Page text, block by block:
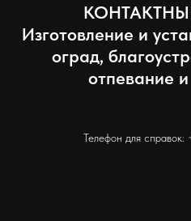
Изготовление и
оград,
отпевание
Телефон для справок: